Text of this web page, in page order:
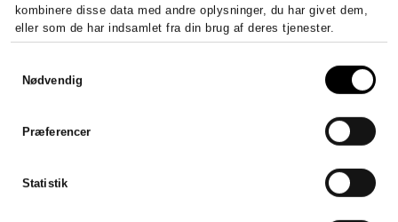
kombinere disse data med andre oplysninger, du har givet dem,
eller som de har indsamlet fra din brug af deres tjenester.
Nødvendig
Præferencer
Statistik
LÆS HELE ARTIKLEN